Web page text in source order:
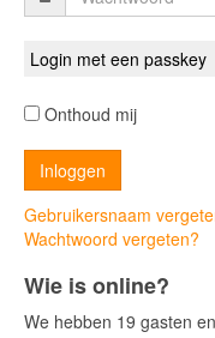
Login met een passkey
Onthoud mij
Gebruikersnaam
Wachtwoord vergeten?
Wie is online?
We hebben 19 gasten